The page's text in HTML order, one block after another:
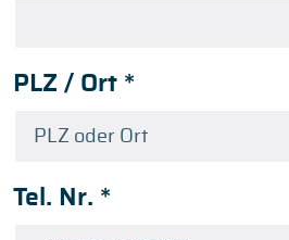
PLZ / Ort *
Tel. Nr. *